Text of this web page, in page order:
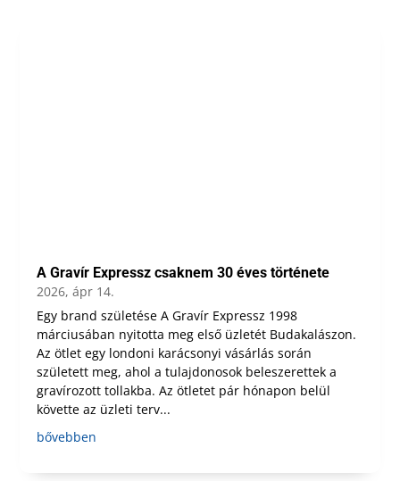
A Gravír Expressz csaknem 30 éves története
2026, ápr 14.
Egy brand születése A Gravír Expressz 1998
márciusában nyitotta meg első üzletét Budakalászon.
Az ötlet egy londoni karácsonyi vásárlás során
született meg, ahol a tulajdonosok beleszerettek a
gravírozott tollakba. Az ötletet pár hónapon belül
követte az üzleti terv...
bővebben